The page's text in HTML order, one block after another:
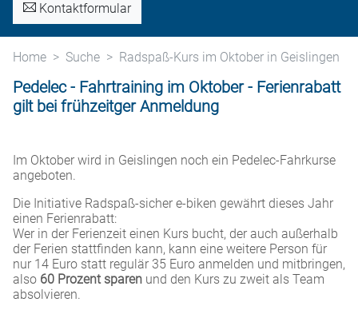
Kontaktformular
Home Suche Radspaß-Kurs im Oktober in Geislingen
Pedelec - Fahrtraining im Oktober - Ferienrabatt
gilt bei frühzeitger Anmeldung
Im Oktober wird in Geislingen noch ein Pedelec-Fahrkurse
angeboten.
Die Initiative Radspaß-sicher e-biken gewährt dieses Jahr
einen Ferienrabatt:
Wer in der Ferienzeit einen Kurs bucht, der auch außerhalb
der Ferien stattfinden kann, kann eine weitere Person für
nur 14 Euro statt regulär 35 Euro anmelden und mitbringen,
also 60 Prozent sparen und den Kurs zu zweit als Team
absolvieren.